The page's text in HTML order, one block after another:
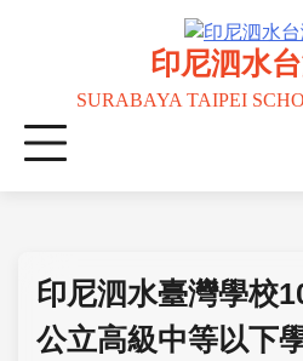
印尼泗水
SURABAYA TAIPEI
印尼泗水臺灣學校
公立高級中等以下